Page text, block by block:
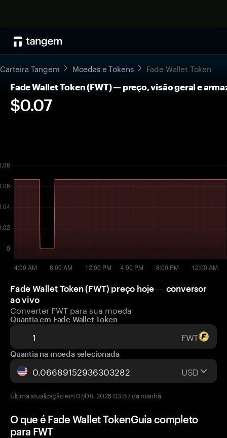
Carteira Tangem Moedas e Tokens Fade Wallet Token
Fade Wallet Token (FWT) — preço, visão geral e
$0.07
Fade Wallet Token (FWT) preço hoje — conversor
ao vivo
Converter FWT para sua moeda
Quantia em Fade Wallet Token
FWT
Quantia na moeda selecionada
USD
Última atualização em 07/08, 2026 03:57 da manhã
O que é Fade Wallet TokenGuia completo
para FWT